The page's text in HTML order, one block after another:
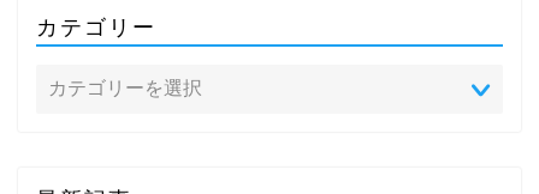
カテゴリー